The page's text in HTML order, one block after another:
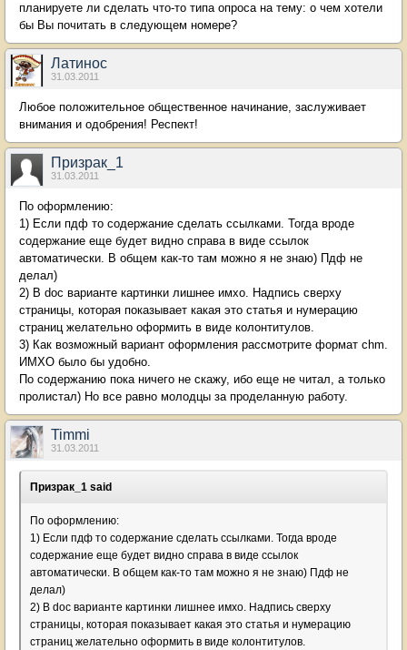
планируете ли сделать что-то типа опроса на тему: о чем хотели
бы Вы почитать в следующем номере?
Латинос
31.03.2011
Любое положительное общественное начинание, заслуживает
внимания и одобрения! Респект!
Призрак_1
31.03.2011
По оформлению:
1) Если пдф то содержание сделать ссылками. Тогда вроде
содержание еще будет видно справа в виде ссылок
автоматически. В общем как-то там можно я не знаю) Пдф не
делал)
2) В doc варианте картинки лишнее имхо. Надпись сверху
страницы, которая показывает какая это статья и нумерацию
страниц желательно оформить в виде колонтитулов.
3) Как возможный вариант оформления рассмотрите формат chm.
ИМХО было бы удобно.
По содержанию пока ничего не скажу, ибо еще не читал, а только
пролистал) Но все равно молодцы за проделанную работу.
Timmi
31.03.2011
Призрак_1 said
По оформлению:
1) Если пдф то содержание сделать ссылками. Тогда вроде
содержание еще будет видно справа в виде ссылок
автоматически. В общем как-то там можно я не знаю) Пдф не
делал)
2) В doc варианте картинки лишнее имхо. Надпись сверху
страницы, которая показывает какая это статья и нумерацию
страниц желательно оформить в виде колонтитулов.